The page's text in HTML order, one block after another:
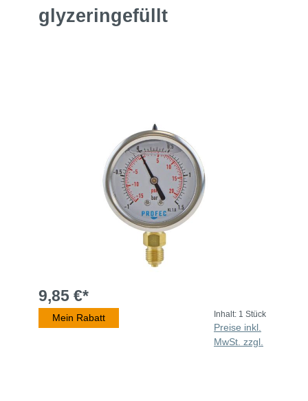
glyzeringefüllt
9,85 €*
Mein Rabatt Inhalt: 1 Stück
Preise inkl.
MwSt. zzgl.